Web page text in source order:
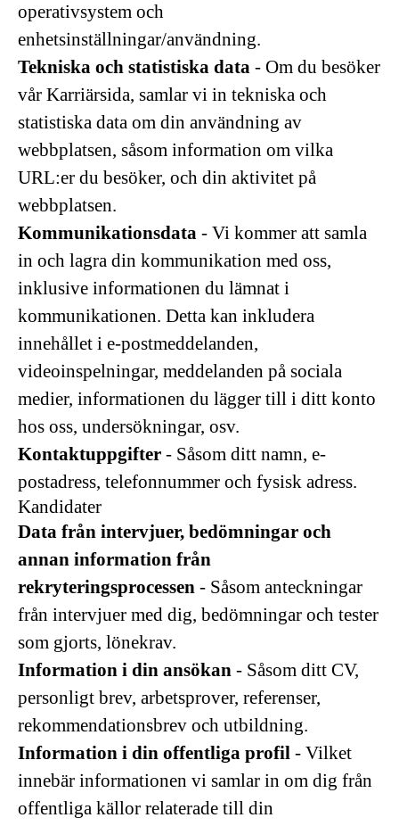
operativsystem och
enhetsinställningar/användning.
Tekniska och statistiska data - Om du besöker
vår Karriärsida, samlar vi in tekniska och
statistiska data om din användning av
webbplatsen, såsom information om vilka
URL:er du besöker, och din aktivitet på
webbplatsen.
Kommunikationsdata - Vi kommer att samla
in och lagra din kommunikation med oss,
inklusive informationen du lämnat i
kommunikationen. Detta kan inkludera
innehållet i e-postmeddelanden,
videoinspelningar, meddelanden på sociala
medier, informationen du lägger till i ditt konto
hos oss, undersökningar, osv.
Kontaktuppgifter - Såsom ditt namn, e-
postadress, telefonnummer och fysisk adress.
Kandidater
Data från intervjuer, bedömningar och
annan information från
rekryteringsprocessen - Såsom anteckningar
från intervjuer med dig, bedömningar och tester
som gjorts, lönekrav.
Information i din ansökan - Såsom ditt CV,
personligt brev, arbetsprover, referenser,
rekommendationsbrev och utbildning.
Information i din offentliga profil - Vilket
innebär informationen vi samlar in om dig från
offentliga källor relaterade till din